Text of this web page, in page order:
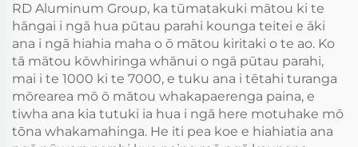
RD Aluminum Group, ka tūmatakuki mātou ki te
hāngai i ngā hua pūtau parahi kounga teitei e āki
ana i ngā hiahia maha o ō mātou kiritaki o te ao. Ko
tā mātou kōwhiringa whānui o ngā pūtau parahi,
mai i te 1000 ki te 7000, e tuku ana i tētahi turanga
mōrearea mō ō mātou whakapaerenga paina, e
tiwha ana kia tutuki ia hua i ngā here motuhake mō
tōna whakamahinga. He iti pea koe e hiahiatia ana